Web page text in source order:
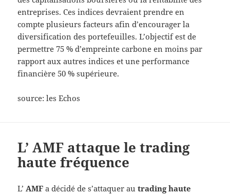
entreprises. Ces indices devraient prendre en
compte plusieurs facteurs afin d’encourager la
diversification des portefeuilles. L’objectif est de
permettre 75 % d’empreinte carbone en moins par
rapport aux autres indices et une performance
financière 50 % supérieure.
source: les Echos
L’ AMF attaque le trading
haute fréquence
L’AMF a décidé de s’attaquer autrading haute